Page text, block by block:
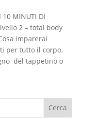
10 MINUTI DI
2 – total body
imparerai
per tutto il corpo.
del tappetino o